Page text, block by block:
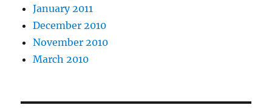
January 2011
December 2010
November 2010
March 2010